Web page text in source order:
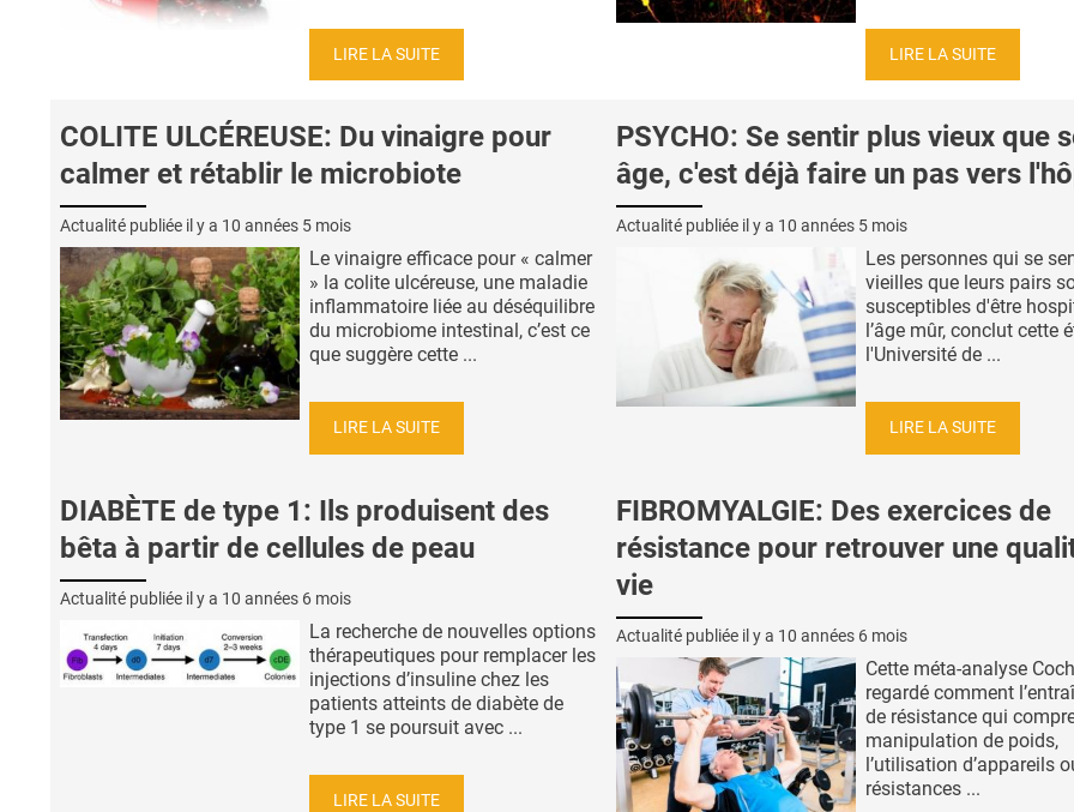
LIRE LA SUITE LIRE LA SUITE
COLITE ULCÉREUSE: Du vinaigre pour
calmer et rétablir le microbiote
Actualité publiée il y a 10 années 5 mois
Le vinaigre efficace pour « calmer
» la colite ulcéreuse, une maladie
inflammatoire liée au déséquilibre
du microbiome intestinal, c’est ce
que suggère cette ...
LIRE LA SUITE
PSYCHO: Se sentir plus vieux que
âge, c'est déjà faire un pas vers
Actualité publiée il y a 10 années 5 mois
Les personnes qui se
vieilles que leurs pairs
susceptibles d'être
l’âge mûr, conclut cette
l'Université de ...
LIRE LA SUITE
DIABÈTE de type 1: Ils produisent des
bêta à partir de cellules de peau
Actualité publiée il y a 10 années 6 mois
La recherche de nouvelles options
thérapeutiques pour remplacer les
injections d’insuline chez les
patients atteints de diabète de
type 1 se poursuit avec ...
LIRE LA SUITE
FIBROMYALGIE: Des exercices de
résistance pour retrouver une
vie
Actualité publiée il y a 10 années 6 mois
Cette méta-analyse
regardé comment
de résistance qui
manipulation de poids,
l’utilisation d’appareils
résistances ...